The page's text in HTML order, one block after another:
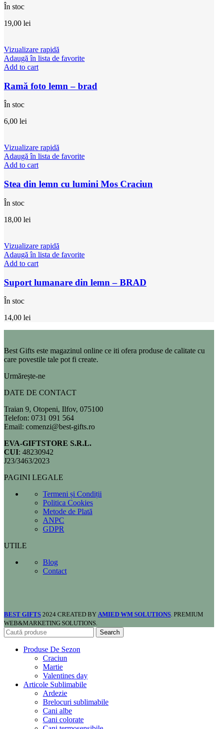
În stoc
19,00 lei
Vizualizare rapidă
Adaugă în lista de favorite
Add to cart
Ramă foto lemn – brad
În stoc
6,00 lei
Vizualizare rapidă
Adaugă în lista de favorite
Add to cart
Stea din lemn cu lumini Mos Craciun
În stoc
18,00 lei
Vizualizare rapidă
Adaugă în lista de favorite
Add to cart
Suport lumanare din lemn – BRAD
În stoc
14,00 lei
Best Gifts este magazinul online ce iti ofera produse de calitate cu
care povestile tale pot fi create.
Urmărește-ne
DATE DE CONTACT
Traian 9, Otopeni, Ilfov, 075100
Telefon: 0731 091 564
Email: comenzi@best-gifts.ro
EVA-GIFTSTORE S.R.L.
CUI: 48230942
J23/3463/2023
PAGINI LEGALE
Termeni și Condiții
Politica Cookies
Metode de Plată
ANPC
GDPR
UTILE
Blog
Contact
BEST GIFTS 2024 CREATED BY AMIED WM SOLUTIONS. PREMIUM
WEB&MARKETING SOLUTIONS.
Search
Produse De Sezon
Craciun
Martie
Valentines day
Articole Sublimabile
Ardezie
Brelocuri sublimabile
Cani albe
Cani colorate